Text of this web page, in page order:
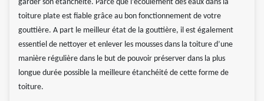
garder son étanchéité. Parce que l’écoulement des eaux dans la
toiture plate est fiable grâce au bon fonctionnement de votre
gouttière. A part le meilleur état de la gouttière, il est également
essentiel de nettoyer et enlever les mousses dans la toiture d’une
manière régulière dans le but de pouvoir préserver dans la plus
longue durée possible la meilleure étanchéité de cette forme de
toiture.